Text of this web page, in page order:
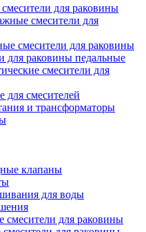
для раковины
смесители для
смесители для раковины
для раковины педальные
смесители для
смесителей
и трансформаторы
клапаны
для воды
смесители для раковины